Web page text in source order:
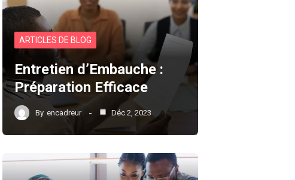
ARTICLES DE BLOG
Entretien d’Embauche :
Préparation Efficace
By encadreur Déc 2, 2023